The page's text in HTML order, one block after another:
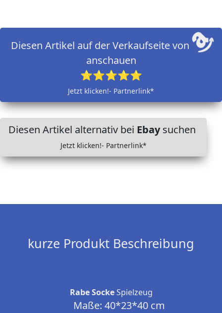
Diesen Artikel auf der Verkaufseite von
anschauen
⭐⭐⭐⭐⭐
Jetzt klicken!- Partnerlink*
Diesen Artikel alternativ bei Ebaysuchen
Jetzt klicken!- Partnerlink*
kurze Produkt Beschreibung
Rabe SockeSpielzeug
Maße: 40*23*40 cm